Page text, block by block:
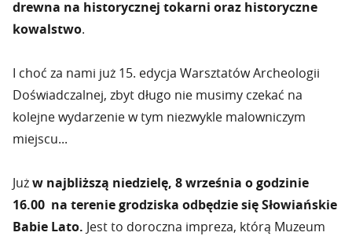
drewna na historycznej tokarni oraz historyczne
kowalstwo.
I choć za nami już 15. edycja Warsztatów Archeologii
Doświadczalnej, zbyt długo nie musimy czekać na
kolejne wydarzenie w tym niezwykle malowniczym
miejscu...
Jużw najbliższą niedzielę, 8 września o godzinie
16.00 na terenie grodziska odbędzie się Słowiańskie
Babie Lato. Jest to doroczna impreza, którą Muzeum